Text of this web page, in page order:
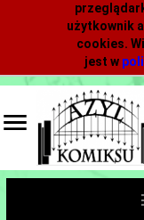
użytkownik
cookies.
jest w